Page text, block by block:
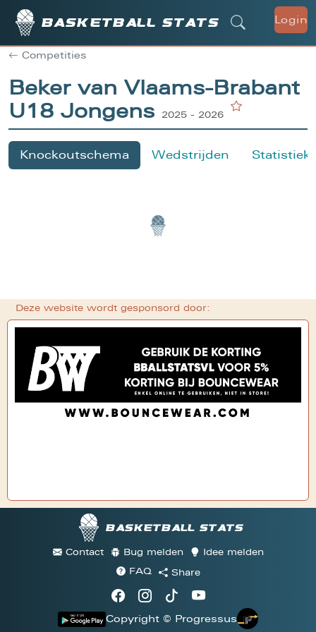
Basketball stats Login
Competities
Beker van Vlaams-Brabant
U18 Jongens
2025 - 2026
Knockoutschema Wedstrijden
Deze website wordt gesponsord door:
Basketball stats
Contact Bug melden
Idee melden
FAQ
Share
Copyright © Progressus